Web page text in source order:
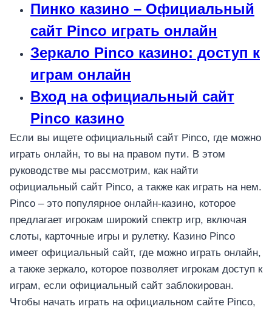
Пинко казино – Официальный
сайт Pinco играть онлайн
Зеркало Pinco казино: доступ к
играм онлайн
Вход на официальный сайт
Pinco казино
Если вы ищете официальный сайт Pinco, где можно
играть онлайн, то вы на правом пути. В этом
руководстве мы рассмотрим, как найти
официальный сайт Pinco, а также как играть на нем.
Pinco – это популярное онлайн-казино, которое
предлагает игрокам широкий спектр игр, включая
слоты, карточные игры и рулетку. Казино Pinco
имеет официальный сайт, где можно играть онлайн,
а также зеркало, которое позволяет игрокам доступ к
играм, если официальный сайт заблокирован.
Чтобы начать играть на официальном сайте Pinco,